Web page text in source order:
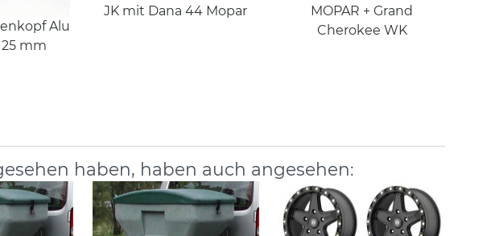
Alu
25 mm
JK mit Dana 44 Mopar
MOPAR + Grand
Cherokee WK
haben, haben auch angesehen: